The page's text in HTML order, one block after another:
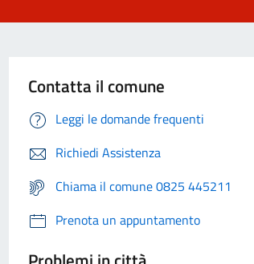
Contatta il comune
Leggi le domande frequenti
Richiedi Assistenza
Chiama il comune 0825 445211
Prenota un appuntamento